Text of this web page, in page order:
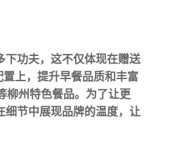
下功夫，这不仅体现在赠送
上，提升早餐品质和丰富
柳州特色餐品。为了让更
细节中展现品牌的温度，让